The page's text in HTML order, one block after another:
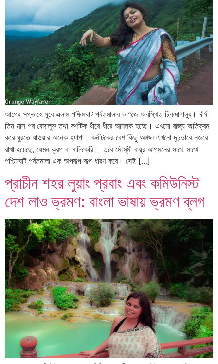
আগের সপ্তাহে ঘুরে এলাম পশ্চিমঘাট পর্বতমালার ভা৺জে অবস্থিত চিকমাগালুর। দীর্ঘ
তিন মাস পর বেঙ্গালুরু তথা কর্ণাটক ধীরে ধীরে আনলক হচ্ছে। এখনো রাজ্য অতিক্রম
করে ঘুরতে যাওয়ার অনেক হ্যাপা। কর্নাটকের বেশ কিছু অঞ্চল এখনো দৃঢ়ভাবে নজরে
রাখা হয়েছে, যেমন কুরগ বা মাদিকেরি। তবে মৌসুমী বায়ুর আগমনের সাথে সাথে
পশ্চিমঘাট পর্বতমালা এক অপরূপ রূপ ধারণ করে। সেই […]
প্রাচীন শহর লুয়াং প্রবাং এবং কমিউনিস্ট
দেশ লাও ভ্রমণ: বাংলা ভাষায় ভ্রমণ ব্লগ